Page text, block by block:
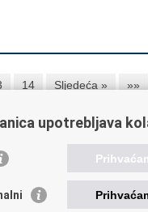
14 Sljedeća » »»
poveznice
upotrebljava